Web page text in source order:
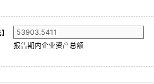
报告期内企业资产总额